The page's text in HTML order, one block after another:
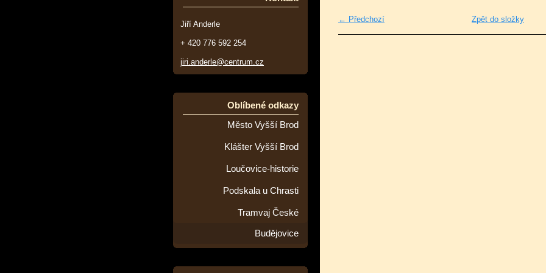
← Předchozí Zpět do složky
Jiří Anderle
+ 420 776 592 254
jiri.anderle@centrum.cz
Oblíbené odkazy
Město Vyšší Brod
Klášter Vyšší Brod
Loučovice-historie
Podskala u Chrasti
Tramvaj České
Budějovice